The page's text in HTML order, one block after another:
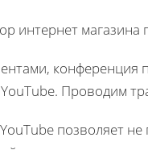
интернет магазина
конференция
Проводим
позволяет